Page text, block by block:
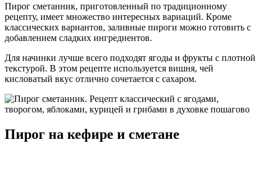
Пирог сметанник, приготовленный по традиционному
рецепту, имеет множество интересных вариаций. Кроме
классических вариантов, заливные пироги можно готовить с
добавлением сладких ингредиентов.
Для начинки лучше всего подходят ягоды и фрукты с плотной
текстурой. В этом рецепте используется вишня, чей
кисловатый вкус отлично сочетается с сахаром.
Пирог на кефире и сметане